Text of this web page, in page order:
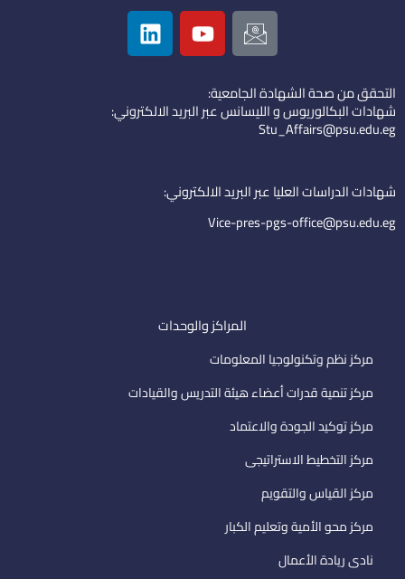
I
c
o
n
-
e
i
l
Y
o
u
u
b
L
i
n
e
d
التحقق من صحة الشهادة الجامعية:
شهادات البكالوريوس و الليسانس عبر البريد الالكتروني:
Stu_Affairs@psu.edu.eg
شهادات الدراسات العليا عبر البريد الالكتروني:
Vice-pres-pgs-office@psu.edu.eg
المراكز والوحدات
مركز نظم وتكنولوجيا المعلومات
مركز تنمية قدرات أعضاء هيئة التدريس والقيادات
مركز توكيد الجودة والاعتماد
مركز التخطيط الاستراتيجى
مركز القياس والتقويم
مركز محو الأمية وتعليم الكبار
نادى ريادة الأعمال